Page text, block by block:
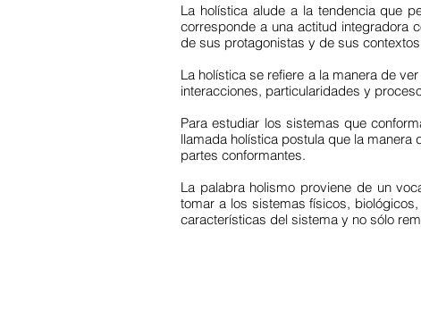
La holística alude a la tendencia que
corresponde a una actitud integradora
de sus protagonistas y de sus
La holística se refiere a la manera de
interacciones, particularidades y
Para estudiar los sistemas que
llamada holística postula que la
partes conformantes.
La palabra holismo proviene de un
tomar a los sistemas físicos,
características del sistema y no sólo